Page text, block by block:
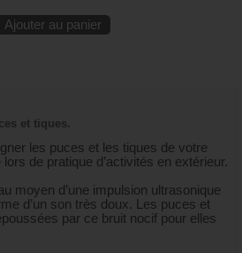
Ajouter au panier
et tiques.
les puces et les tiques de votre
de pratique d’activités en extérieur.
moyen d’une impulsion ultrasonique
d’un son très doux. Les puces et
par ce bruit nocif pour elles